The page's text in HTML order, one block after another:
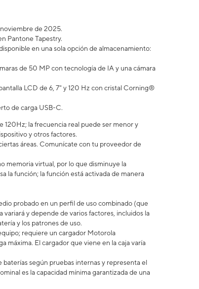
de 2025.
Pantone Tapestry.
en una sola opción de almacenamiento:
de 50 MP con tecnología de IA y una cámara
LCD de 6, 7" y 120 Hz con cristal Corning®
de carga USB-C.
120Hz; la frecuencia real puede ser menor y
y otros factores.
áreas. Comunícate con tu proveedor de
memoria virtual, por lo que disminuye la
la función; la función está activada de manera
probado en un perfil de uso combinado (que
y depende de varios factores, incluidos la
y los patrones de uso.
requiere un cargador Motorola
máxima. El cargador que viene en la caja varía
según pruebas internas y representa el
es la capacidad mínima garantizada de una